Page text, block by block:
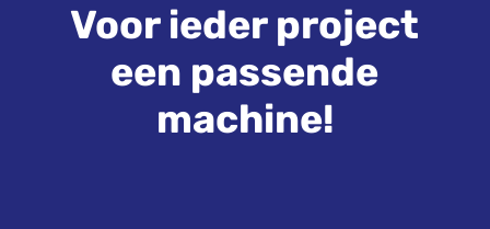
Voor ieder project
een passende
machine!